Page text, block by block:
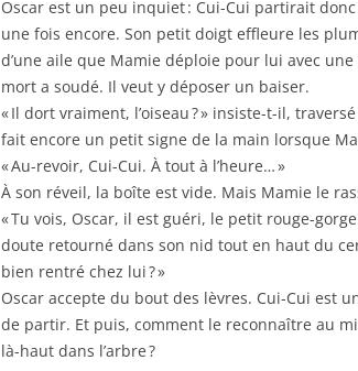
Oscar est un peu inquiet : Cui-Cui partirait
une fois encore. Son petit doigt effleure les
d’une aile que Mamie déploie pour lui avec
mort a soudé. Il veut y déposer un baiser.
« Il dort vraiment, l’oiseau ? » insiste-t-il,
fait encore un petit signe de la main lorsque
« Au-revoir, Cui-Cui. À tout à l’heure… »
À son réveil, la boîte est vide. Mais Mamie le
« Tu vois, Oscar, il est guéri, le petit rouge-
doute retourné dans son nid tout en haut du
bien rentré chez lui ? »
Oscar accepte du bout des lèvres. Cui-Cui est
de partir. Et puis, comment le reconnaître au
là-haut dans l’arbre ?